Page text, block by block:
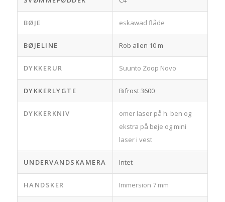
BØJE eskawad flåde
BØJELINE Rob allen 10 m
DYKKERUR Suunto Zoop Novo
DYKKERLYGTE Bifrost 3600
DYKKERKNIV
omer laser på h. ben og
ekstra på bøje og mini
laser i vest
UNDERVANDSKAMERA Intet
HANDSKER Immersion 7 mm